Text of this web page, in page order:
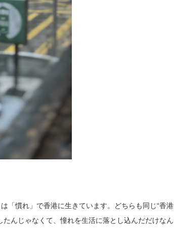
「慣れ」で香港に生きています。どちらも同じ“香
んじゃなくて、憧れを生活に落とし込んだだけな